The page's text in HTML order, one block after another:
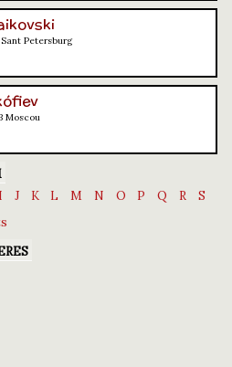
Petersburg
Moscou
I J K L M N O P Q R
S